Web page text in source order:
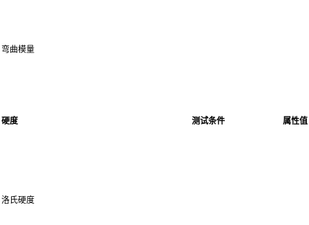
弯曲模量
硬度 测试条件 属性值
洛氏硬度